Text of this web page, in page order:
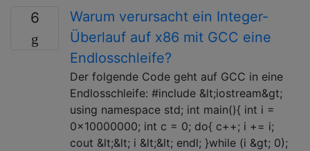
6
Warum verursacht ein Integer-
Überlauf auf x86 mit GCC eine
Endlosschleife?
Der folgende Code geht auf GCC in eine
Endlosschleife: #include &lt;iostream&gt;
using namespace std; int main(){ int i =
0x10000000; int c = 0; do{ c++; i += i;
cout &lt;&lt; i &lt;&lt; endl; }while (i &gt; 0);